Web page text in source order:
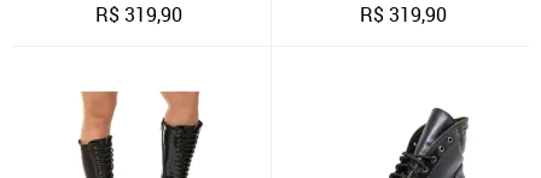
R$319,90 R$319,90